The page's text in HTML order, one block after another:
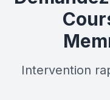
Intervention